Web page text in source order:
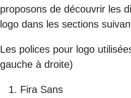
proposons de découvrir les
logo dans les sections
Les polices pour logo
gauche à droite)
Fira Sans